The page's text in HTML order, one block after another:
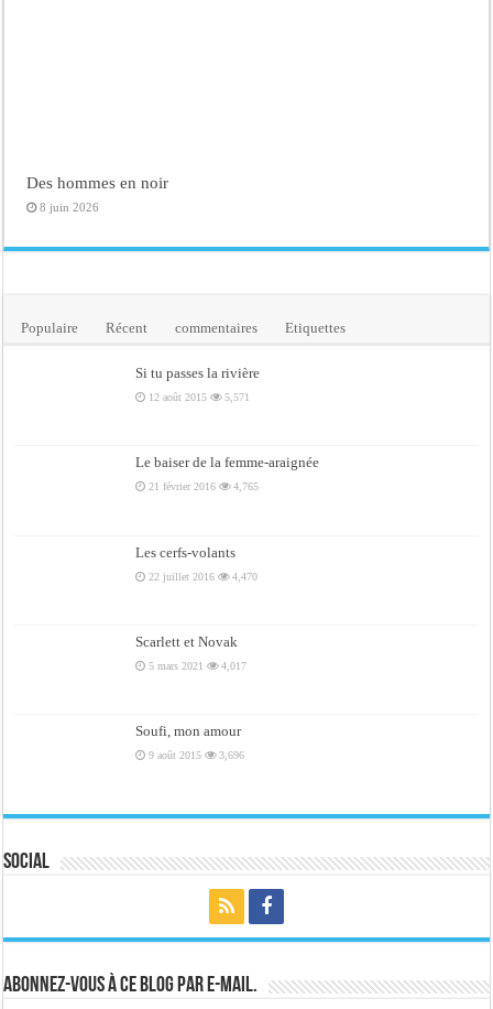
Des hommes en noir
8 juin 2026
Populaire Récent commentaires Etiquettes
Si tu passes la rivière
12 août 2015 5,571
Le baiser de la femme-araignée
21 février 2016 4,765
Les cerfs-volants
22 juillet 2016 4,470
Scarlett et Novak
5 mars 2021 4,017
Soufi, mon amour
9 août 2015 3,696
Social
Abonnez-vous à ce blog par e-mail.